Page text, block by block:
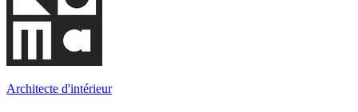
Architecte d'intérieur